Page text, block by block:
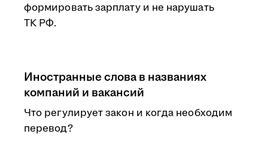
формировать зарплату и не нарушать
ТК РФ.
Иностранные слова в названиях
компаний и вакансий
Что регулирует закон и когда необходим
перевод?